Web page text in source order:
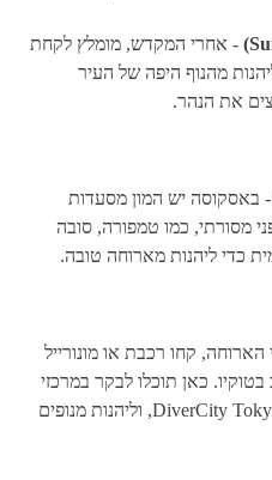
- אחרי המקדש, מומלץ לקחת
מהנוף היפה של העיר
את הנהר.
- באסקוסה יש המון מסעדות
מסורתי, כמו טמפורה, סובה
כדי ליהנות מארוחה טובה.
קחו רכבת או מונורייל
כאן תוכלו לבקר במרכזי
קניות גדולים, כמו DiverCity Tokyo Plaza, וליהנות מנופים